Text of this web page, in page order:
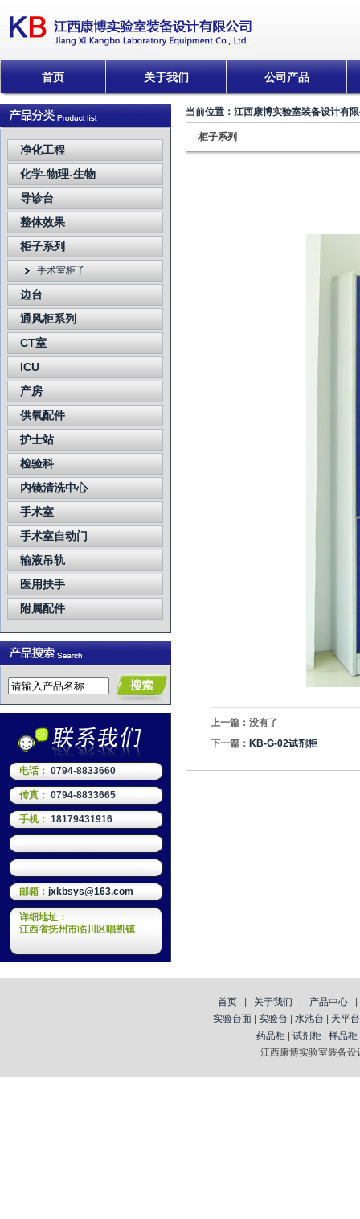
首页 关于我们 公司产品
净化工程
化学-物理-生物
导诊台
整体效果
柜子系列
手术室柜子
边台
通风柜系列
CT室
ICU
产房
供氧配件
护士站
检验科
内镜清洗中心
手术室
手术室自动门
输液吊轨
医用扶手
附属配件
电话： 0794-8833660
传真： 0794-8833665
手机： 18179431916
邮箱： jxkbsys@163.com
详细地址：
江西省抚州市临川区唱凯镇
当前位置： 江西康博实验室装备设计有
柜子系列
上一篇：没有了
下一篇： KB-G-02试剂柜
首页 关于我们 产品中心
实验台面
实验台 水池台
天平台
药品柜
试剂柜 样品柜
江西康博实验室装备